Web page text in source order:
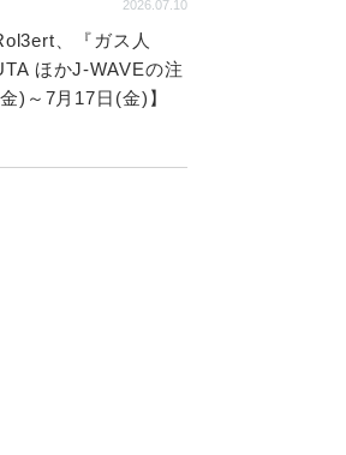
2026.07.10
、『ガス人
ほかJ-WAVEの注
)～7月17日(金)】